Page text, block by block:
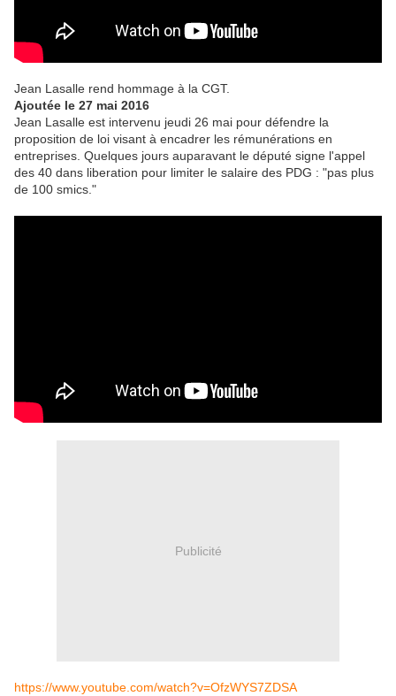
Jean Lasalle rend hommage à la CGT.
Ajoutée le 27 mai 2016
Jean Lasalle est intervenu jeudi 26 mai pour défendre la
proposition de loi visant à encadrer les rémunérations en
entreprises. Quelques jours auparavant le député signe l'appel
des 40 dans liberation pour limiter le salaire des PDG : "pas plus
de 100 smics."
Publicité
https://www.youtube.com/watch?v=OfzWYS7ZDSA